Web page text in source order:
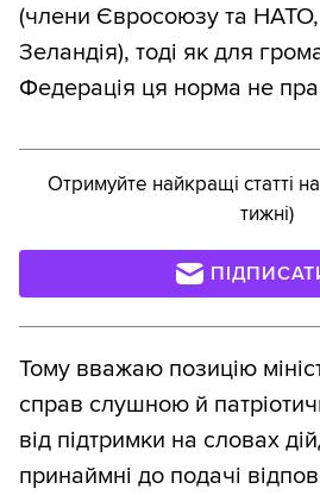
(члени Євросоюзу та
Зеландія), тоді як для
Федерація ця норма не
Отримуйте найкращі статті
тижні)
Тому вважаю позицію
справ слушною й
від підтримки на словах
принаймні до подачі